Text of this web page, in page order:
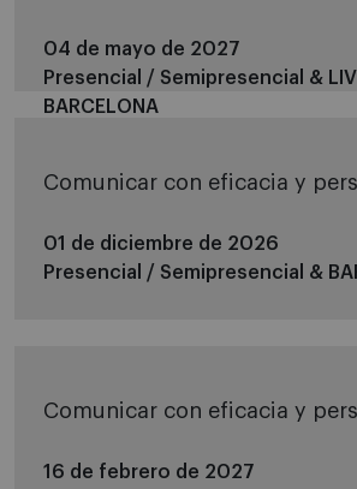
04 de mayo de 2027
Presencial / Semipresencial &
BARCELONA
Comunicar con eficacia y
01 de diciembre de 2026
Presencial / Semipresencial &
Comunicar con eficacia y
16 de febrero de 2027